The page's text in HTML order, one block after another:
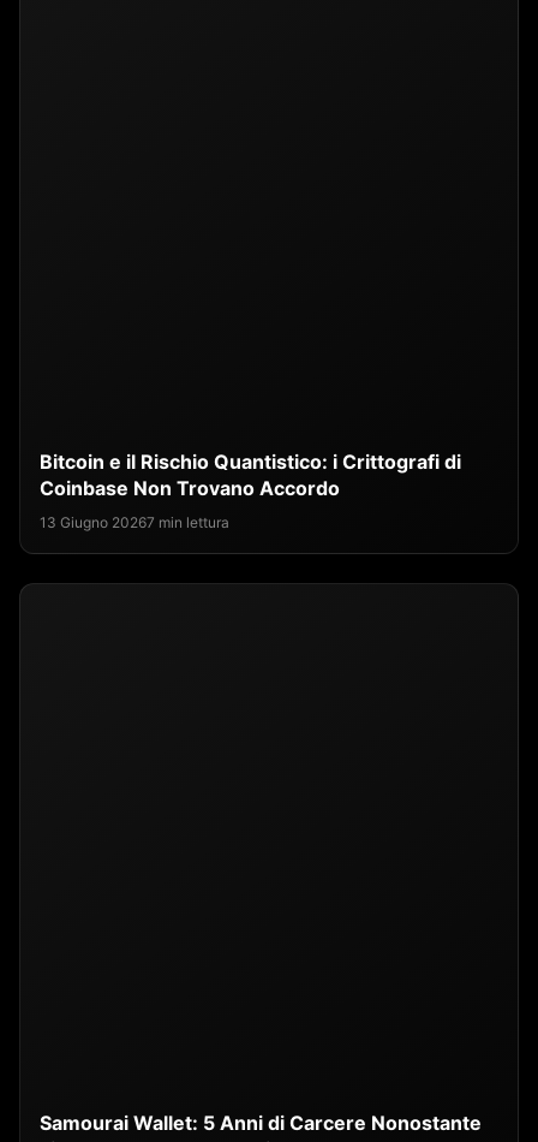
Bitcoin e il Rischio Quantistico: i Crittografi di
Coinbase Non Trovano Accordo
13 Giugno 20267 min lettura
Samourai Wallet: 5 Anni di Carcere Nonostante